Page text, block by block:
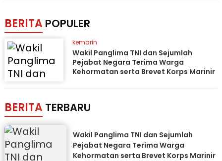
BERITA POPULER
kemarin
Wakil Panglima TNI dan Sejumlah
Pejabat Negara Terima Warga
Kehormatan serta Brevet Korps Marinir
BERITA TERBARU
Wakil Panglima TNI dan Sejumlah
Pejabat Negara Terima Warga
Kehormatan serta Brevet Korps Marinir